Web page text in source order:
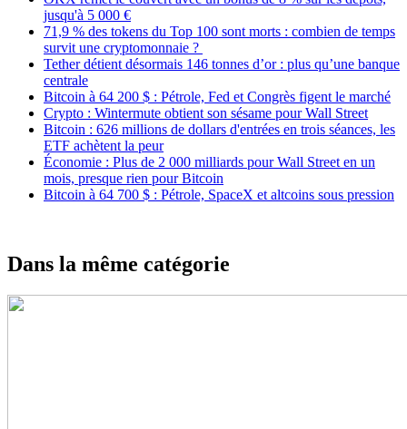
jusqu'à 5 000 €
71,9 % des tokens du Top 100 sont morts : combien de temps
survit une cryptomonnaie ?
Tether détient désormais 146 tonnes d’or : plus qu’une banque
centrale
Bitcoin à 64 200 $ : Pétrole, Fed et Congrès figent le marché
Crypto : Wintermute obtient son sésame pour Wall Street
Bitcoin : 626 millions de dollars d'entrées en trois séances, les
ETF achètent la peur
Économie : Plus de 2 000 milliards pour Wall Street en un
mois, presque rien pour Bitcoin
Bitcoin à 64 700 $ : Pétrole, SpaceX et altcoins sous pression
Dans la même catégorie